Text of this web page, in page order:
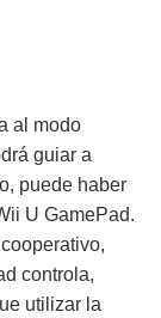
al modo
guiar a
puede haber
U GamePad.
controla,
utilizar la